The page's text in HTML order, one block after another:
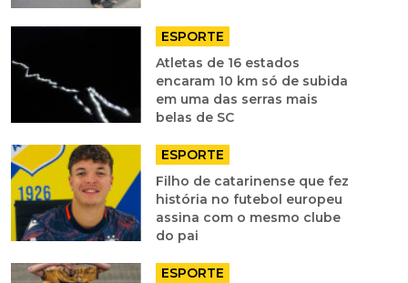
ESPORTE
Atletas de 16 estados
encaram 10 km só de subida
em uma das serras mais
belas de SC
ESPORTE
Filho de catarinense que fez
história no futebol europeu
assina com o mesmo clube
do pai
ESPORTE